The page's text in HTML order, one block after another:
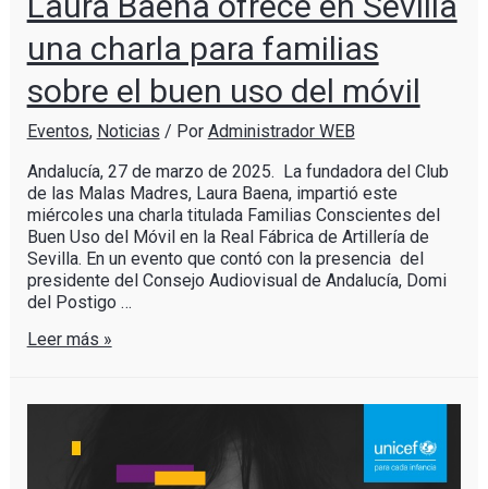
una charla para familias
sobre el buen uso del móvil
Eventos, Noticias / Por Administrador WEB
Andalucía, 27 de marzo de 2025. La fundadora del Club
de las Malas Madres, Laura Baena, impartió este
miércoles una charla titulada Familias Conscientes del
Buen Uso del Móvil en la Real Fábrica de Artillería de
Sevilla. En un evento que contó con la presencia del
presidente del Consejo Audiovisual de Andalucía, Domi
del Postigo …
Leer más »